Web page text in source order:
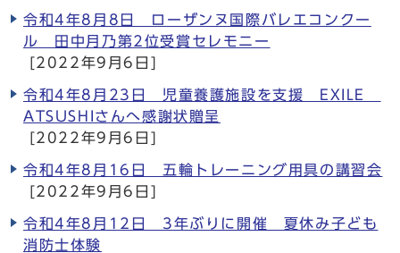
令和4年8月8日 ローザンヌ国際バレエコンクー
ル 田中月乃第2位受賞セレモニー
[2022年9月6日]
令和4年8月23日 児童養護施設を支援 EXILE
ATSUSHIさんへ感謝状贈呈
[2022年9月6日]
令和4年8月16日 五輪トレーニング用具の講習会
[2022年9月6日]
令和4年8月12日 3年ぶりに開催 夏休み子ども
消防士体験